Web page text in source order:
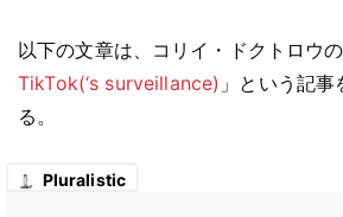
以下の文章は、コリイ・ドクトロウ
TikTok(‘s surveillance) 」という記
る。
Pluralistic